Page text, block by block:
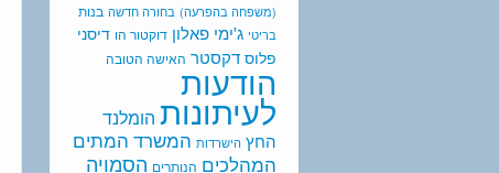
(משפחה בהפרעה) בחורה חדשה בנות
בריטי ג'ימי פאלון דוקטור הו דיסני
פלוס דקסטר האישה הטובההודעות
לעיתונות הומלנד
החץ הישרדות המשרד המתים
המהלכים הנותרים הסמויה